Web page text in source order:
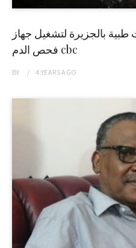
طبية بالجزيرة لتشغيل جهاز
فحص الدم cbc
BY 4 YEARSAGO